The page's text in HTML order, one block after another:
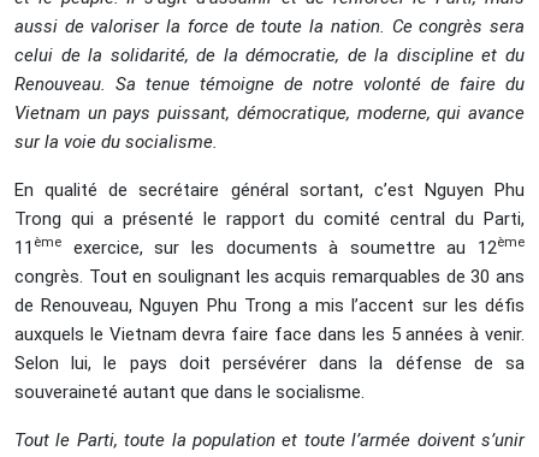
aussi de valoriser la force de toute la nation. Ce congrès sera
celui de la solidarité, de la démocratie, de la discipline et du
Renouveau. Sa tenue témoigne de notre volonté de faire du
Vietnam un pays puissant, démocratique, moderne, qui avance
sur la voie du socialisme.
En qualité de secrétaire général sortant, c’est Nguyen Phu
Trong qui a présenté le rapport du comité central du Parti,
11 ème exercice, sur les documents à soumettre au 12ème
congrès. Tout en soulignant les acquis remarquables de 30 ans
de Renouveau, Nguyen Phu Trong a mis l’accent sur les défis
auxquels le Vietnam devra faire face dans les 5 années à venir.
Selon lui, le pays doit persévérer dans la défense de sa
souveraineté autant que dans le socialisme.
Tout le Parti, toute la population et toute l’armée doivent s’unir